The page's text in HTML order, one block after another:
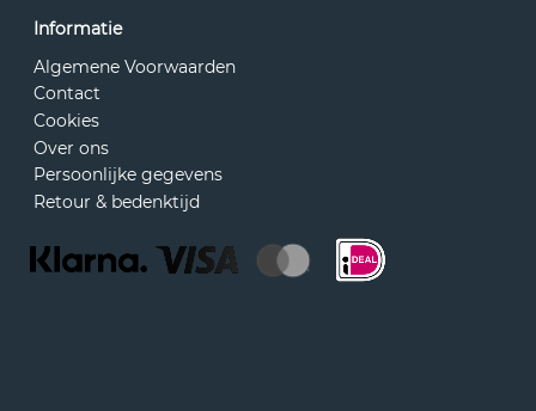
Informatie
Algemene Voorwaarden
Contact
Cookies
Over ons
Persoonlijke gegevens
Retour & bedenktijd